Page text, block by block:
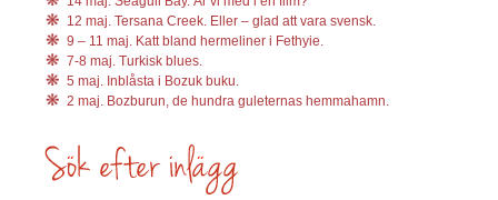
12 maj. Tersana Creek. Eller – glad att vara svensk.
9 – 11 maj. Katt bland hermeliner i Fethyie.
7-8 maj. Turkisk blues.
5 maj. Inblåsta i Bozuk buku.
2 maj. Bozburun, de hundra guleternas hemmahamn.